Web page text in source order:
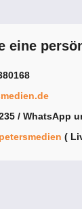
eine
/ WhatsApp
(